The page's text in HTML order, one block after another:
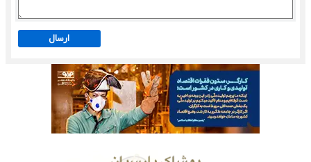
ارسال